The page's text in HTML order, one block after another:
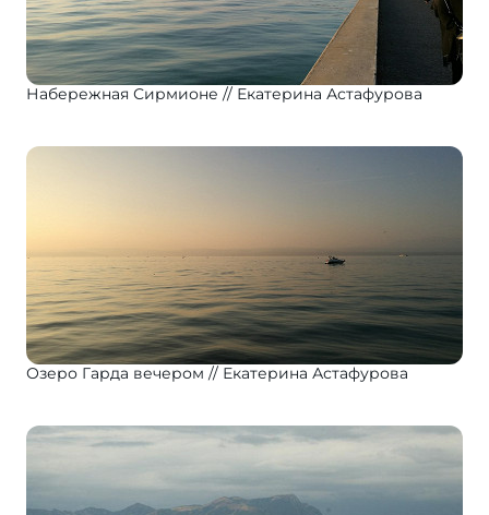
Набережная Сирмионе Екатерина Астафурова
Озеро Гарда вечером Екатерина Астафурова